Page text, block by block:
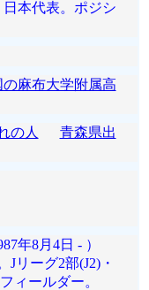
本代表。ポジシ
の麻布大学附属高
の人
青森県出
年8月4日 - ）
リーグ2部(J2)・
ィールダー。